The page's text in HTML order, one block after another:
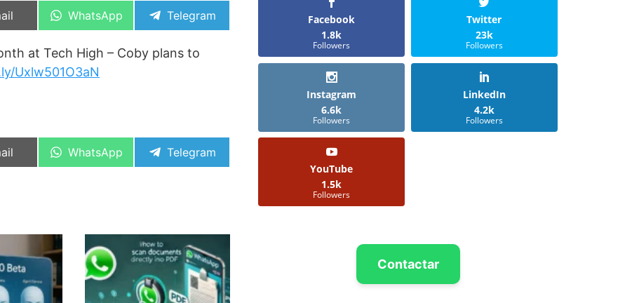
Compartir
WhatsApp
Compartir
Telegram
at Tech High – Coby plans to
Uxlw501O3aN
Compartir
WhatsApp
Compartir
Telegram
Facebook
1.8k
Followers
Twitter
23k
Followers
Instagram
6.6k
Followers
LinkedIn
4.2k
Followers
YouTube
1.5k
Followers
Contactar